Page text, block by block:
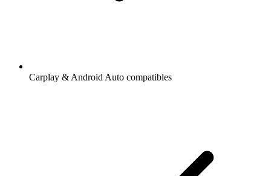
Carplay & Android Auto compatibles